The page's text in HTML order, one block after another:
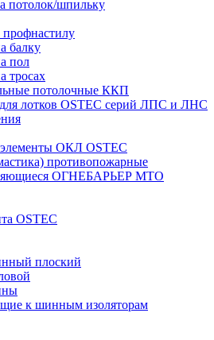
потолок/шпильку
балку
пол
тросах
потолочные ККП
лотков OSTEC серий ЛПС и ЛНС
ОКЛ OSTEC
противопожарные
ОГНЕБАРЬЕР МТО
OSTEC
плоский
к шинным изоляторам